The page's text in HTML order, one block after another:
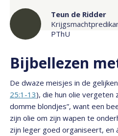
Teun de Ridder
PThU
Bijbellezen
De dwaze meisjes in de
25:1-13), die hun olie vergeten
domme blondjes”, want een
zijn olie om zijn wapen te
zijn leger goed organiseert, en